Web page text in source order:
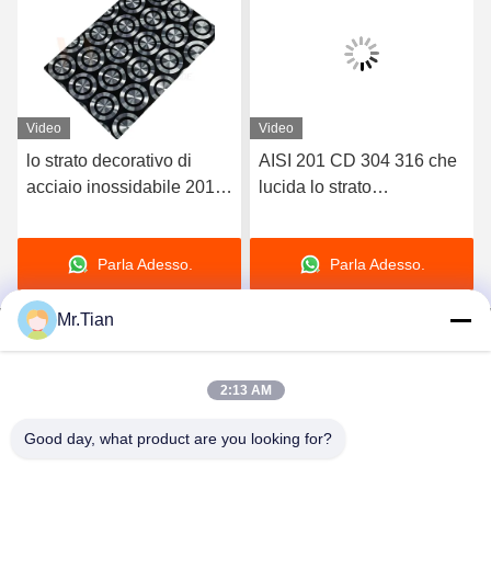
Video
lo strato decorativo di
acciaio inossidabile 201
freddo la lucidatura di
titanio nera del laser 3D
Parla Adesso.
Video
AISI 201 CD 304 316 che
lucida lo strato
nero di acciaio
inossidabile del laser 3D
Parla Adesso.
Co., Ltd.
Mr.Tian
2:13 AM
Good day, what product are you looking for?